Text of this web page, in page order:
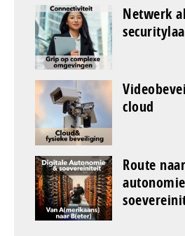
Netwerk
cloud
Route